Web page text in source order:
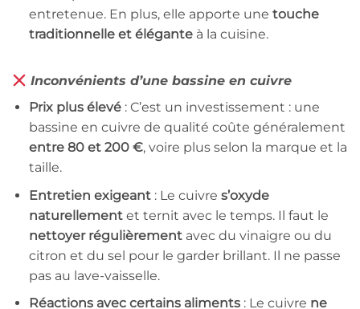
entretenue. En plus, elle apporte une touche
traditionnelle et éléganteà la cuisine.
Inconvénients d’une bassine en cuivre
Prix plus élevé: C’est un investissement : une
bassine en cuivre de qualité coûte généralement
entre 80 et 200 €, voire plus selon la marque et la
taille.
Entretien exigeant: Le cuivre s’oxyde
naturellementet ternit avec le temps. Il faut le
nettoyer régulièrementavec du vinaigre ou du
citron et du sel pour le garder brillant. Il ne passe
pas au lave-vaisselle.
Réactions avec certains aliments: Le cuivre ne